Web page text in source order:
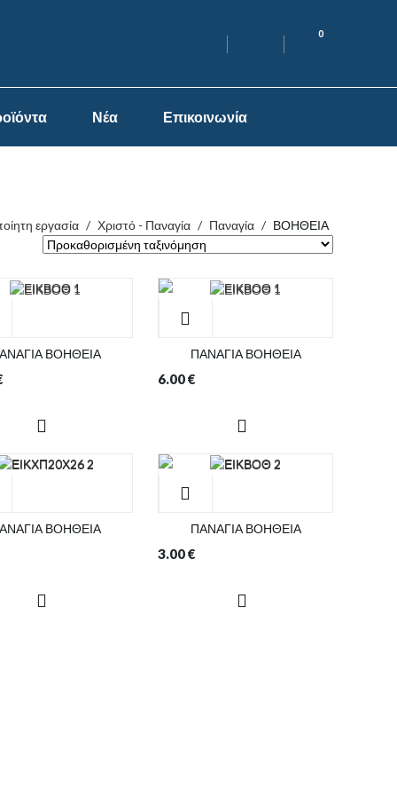
0
Νέα Επικοινωνία
εργασία / Χριστό - Παναγία / Παναγία / ΒΟΗΘΕΙΑ
ΒΟΗΘΕΙΑ ΠΑΝΑΓΙΑ ΒΟΗΘΕΙΑ
6.00€
ΒΟΗΘΕΙΑ ΠΑΝΑΓΙΑ ΒΟΗΘΕΙΑ
3.00€